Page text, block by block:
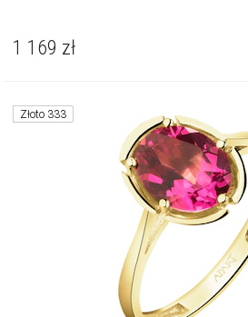
1 169 zł
Złoto 333